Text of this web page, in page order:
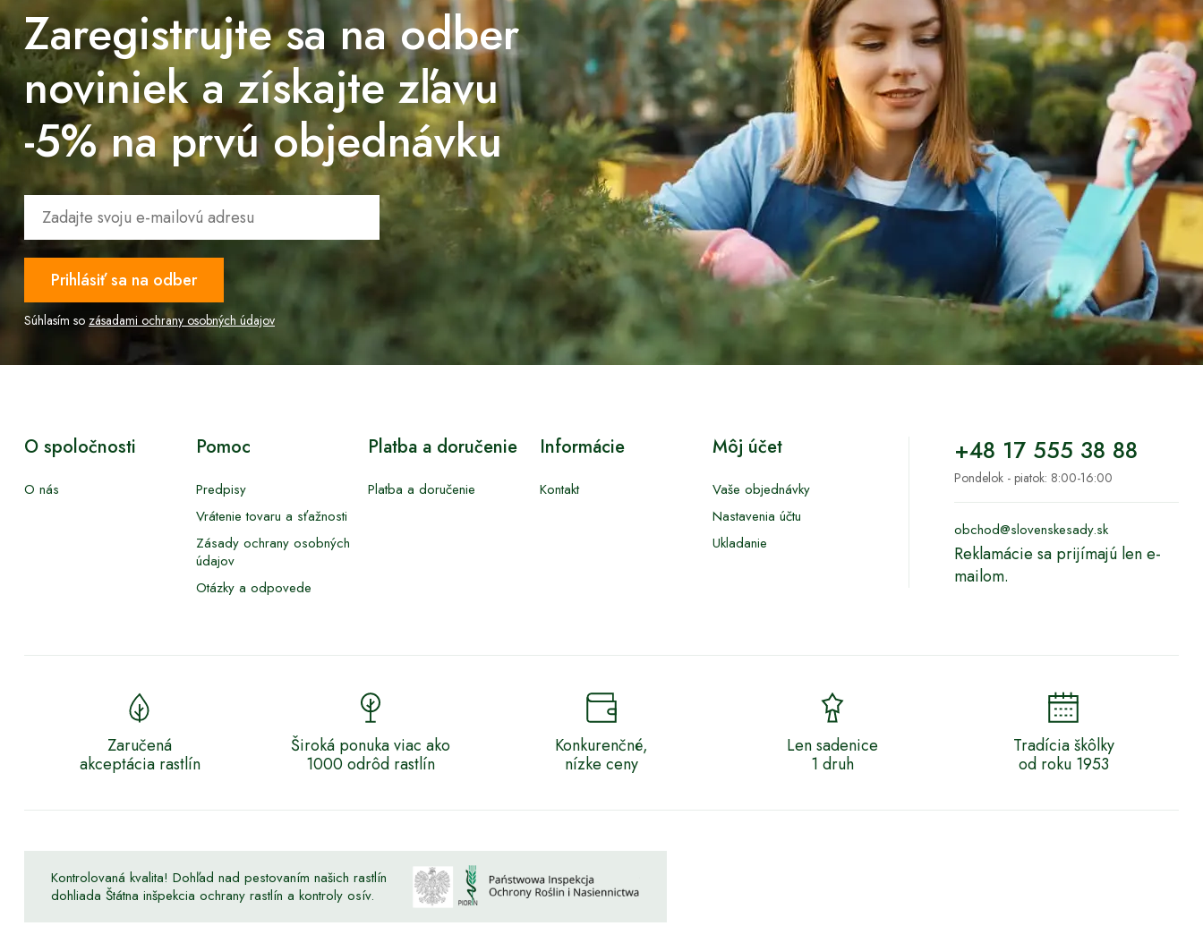
Zaregistrujte sa na odber
noviniek a získajte zľavu
-5% na prvú objednávku
Prihlásiť sa na odber
Súhlasím so zásadami ochrany osobných údajov
O spoločnosti
O nás
Pomoc
Predpisy
Vrátenie tovaru a sťažnosti
Zásady ochrany osobných
údajov
Otázky a odpovede
Platba a doručenie
Platba a doručenie
Informácie
Kontakt
Môj účet
Vaše objednávky
Nastavenia účtu
Ukladanie
+48 17 555 38 88
Pondelok - piatok: 8:00-16:00
obchod@slovenskesady.sk
Reklamácie sa prijímajú len e-
mailom.
Zaručená
akceptácia rastlín
Široká ponuka viac ako
1000 odrôd rastlín
Konkurenčné,
nízke ceny
Len sadenice
1 druh
Tradícia škôlky
od roku 1953
Kontrolovaná kvalita! Dohľad nad pestovaním našich rastlín
dohliada Štátna inšpekcia ochrany rastlín a kontroly osív.